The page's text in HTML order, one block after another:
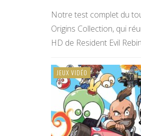
Notre test complet du
Origins Collection, qui
HD de Resident Evil
JEUX VIDÉO